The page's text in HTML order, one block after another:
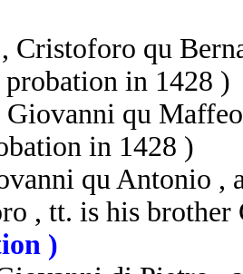
Cristoforo qu
in 1428 )
qu
in 1428 )
qu Antonio ,
, tt. is his
)